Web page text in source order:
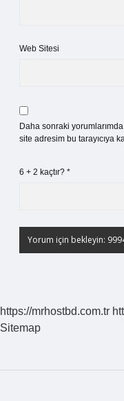
Web Sitesi
Daha sonraki
site adresim bu tarayıcıya
6 + 2 kaçtır? *
https://mrhostbd.com.tr
Sitemap